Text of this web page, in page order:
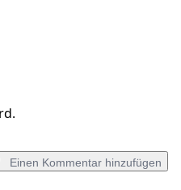
Einen Kommentar hinzufügen